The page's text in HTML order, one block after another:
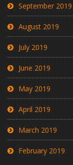
September 2019
August 2019
July 2019
June 2019
May 2019
April 2019
March 2019
February 2019